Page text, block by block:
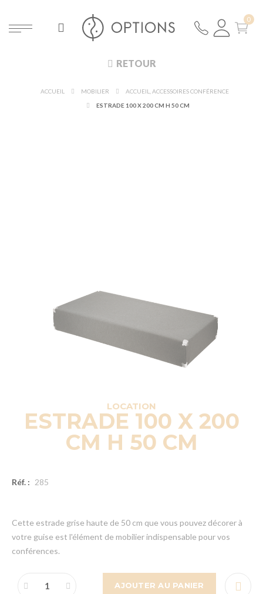
RETOUR
ACCUEIL MOBILIER
ACCUEIL, ACCESSOIRES CONFÉRENCE
ESTRADE 100 X 200 CM H 50 CM
LOCATION
ESTRADE 100 X 200
CM H 50 CM
Réf. : 285
Cette estrade grise haute de 50 cm que vous pouvez décorer à
votre guise est l'élément de mobilier indispensable pour vos
conférences.
AJOUTER AU PANIER